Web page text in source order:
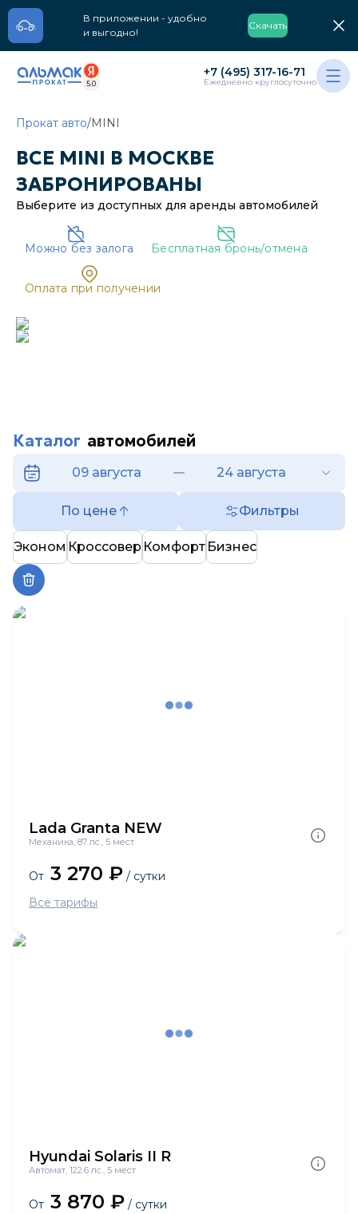
В приложении - удобно
и выгодно!
Скачать
5.0
+7 (495) 317-16-71
Ежедневно круглосуточно
Прокат авто/MINI
ВСЕ MINI В МОСКВЕ
ЗАБРОНИРОВАНЫ
Выберите из доступных для аренды автомобилей
Можно без залога Бесплатная бронь/отмена
Oплата при получении
Каталог автомобилей
09 августа 24 августа
По цене Фильтры
Эконом Кроссовер Комфорт Бизнес
Lada Granta NEW
Механика, 87 лс., 5 мест
От 3 270 ₽ / сутки
Все тарифы
Hyundai Solaris II R
Автомат, 122.6 лс., 5 мест
От 3 870 ₽ / сутки